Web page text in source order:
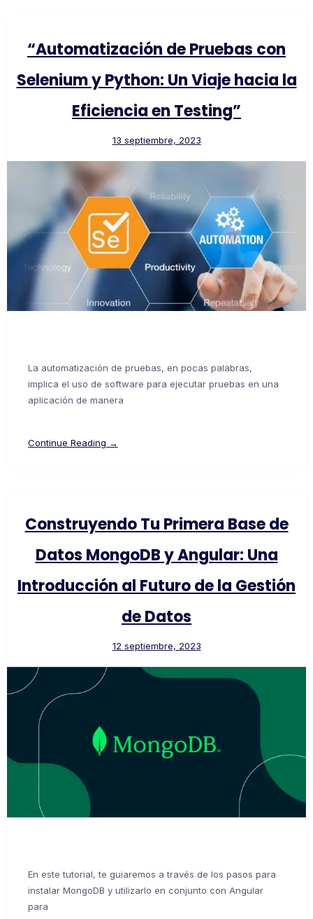
“Automatización de Pruebas con
Selenium y Python: Un Viaje hacia la
Eficiencia en Testing”
13 septiembre, 2023
La automatización de pruebas, en pocas palabras,
implica el uso de software para ejecutar pruebas en una
aplicación de manera
Continue Reading →
Construyendo Tu Primera Base de
Datos MongoDB y Angular: Una
Introducción al Futuro de la Gestión
de Datos
12 septiembre, 2023
En este tutorial, te guiaremos a través de los pasos para
instalar MongoDB y utilizarlo en conjunto con Angular
para